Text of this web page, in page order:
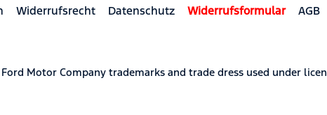
Widerrufsrecht Datenschutz Widerrufsformular
AGB
Motor Company trademarks and trade dress used under